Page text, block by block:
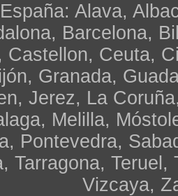
Alava,
Barcelona,
Castellon, Ceuta,
Granada,
Jerez, La
Melilla,
Pontevedra,
Tarragona,
Vizcaya,